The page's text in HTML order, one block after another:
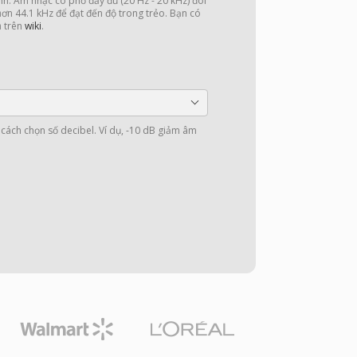
44.1 kHz để đạt đến độ trong trẻo. Bạn có
trên wiki.
chọn số decibel. Ví dụ, -10 dB giảm âm